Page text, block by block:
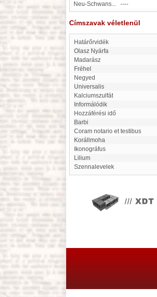
Neu-Schwans...
----
Címszavak véletlenül
Határőrvidék
Olasz Nyárfa
Madarász
Fréhel
Negyed
Universalis
Kalciumszulfát
informálódik
hozzáférési idő
Barbi
coram notario et testibus
Korállmoha
ikonográfus
Lilium
Szennalevelek